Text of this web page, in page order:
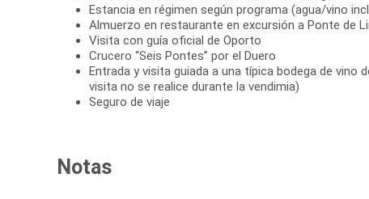
Estancia en régimen según programa (agua/vino
Almuerzo en restaurante en excursión a Ponte de
Visita con guía oficial de Oporto
Crucero “Seis Pontes” por el Duero
Entrada y visita guiada a una típica bodega de vino
visita no se realice durante la vendimia)
Seguro de viaje
Notas